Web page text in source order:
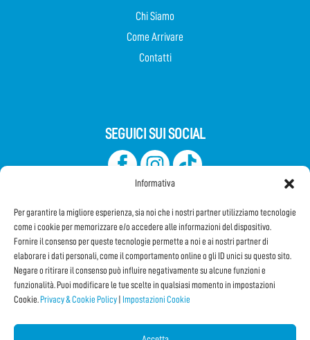
Informativa
Per garantire la migliore esperienza, sia noi che i nostri partner utilizziamo tecnologie
come i cookie per memorizzare e/o accedere alle informazioni del dispositivo.
Fornire il consenso per queste tecnologie permette a noi e ai nostri partner di
elaborare i dati personali, come il comportamento online o gli ID unici su questo sito.
Negare o ritirare il consenso può influire negativamente su alcune funzioni e
funzionalità. Puoi modificare le tue scelte in qualsiasi momento in impostazioni
Cookie. Privacy & Cookie Policy Impostazioni Cookie
Chi Siamo
Come Arrivare
Contatti
SEGUICI SUI SOCIAL
Iscriviti alla Newsletter
CONDIVIDI QUESTA PAGINA!
Facebook